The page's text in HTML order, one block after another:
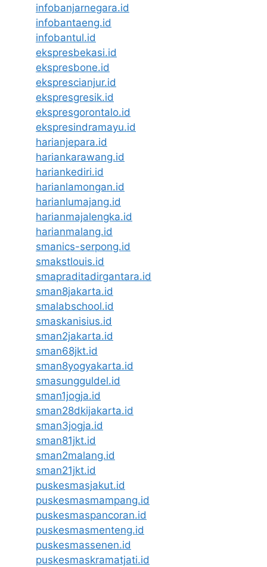
infobanjarnegara.id
infobantaeng.id
infobantul.id
ekspresbekasi.id
ekspresbone.id
eksprescianjur.id
ekspresgresik.id
ekspresgorontalo.id
ekspresindramayu.id
harianjepara.id
hariankarawang.id
hariankediri.id
harianlamongan.id
harianlumajang.id
harianmajalengka.id
harianmalang.id
smanics-serpong.id
smakstlouis.id
smapraditadirgantara.id
sman8jakarta.id
smalabschool.id
smaskanisius.id
sman2jakarta.id
sman68jkt.id
sman8yogyakarta.id
smasungguldel.id
sman1jogja.id
sman28dkijakarta.id
sman3jogja.id
sman81jkt.id
sman2malang.id
sman21jkt.id
puskesmasjakut.id
puskesmasmampang.id
puskesmaspancoran.id
puskesmasmenteng.id
puskesmassenen.id
puskesmaskramatjati.id